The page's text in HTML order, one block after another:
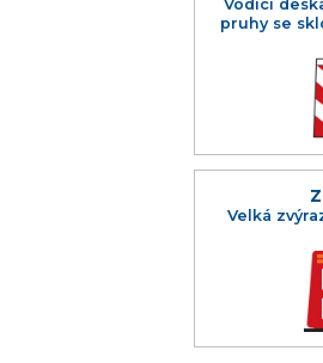
Vodicí
pruhy se
Velká